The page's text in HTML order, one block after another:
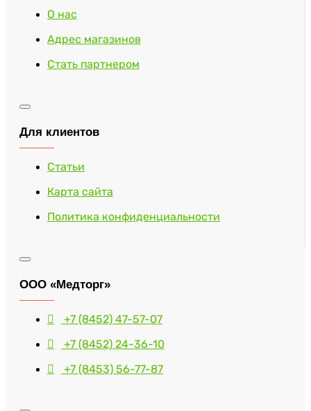
О нас
Адрес магазинов
Стать партнером
Для клиентов
Статьи
Карта сайта
Политика конфиденциальности
ООО «Медторг»
+7 (8452) 47-57-07
+7 (8452) 24-36-10
+7 (8453) 56-77-87